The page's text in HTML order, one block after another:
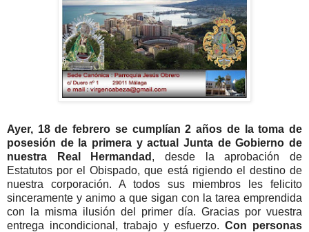
Ayer, 18 de febrero se cumplían 2 años de la toma de
posesión de la primera y actual Junta de Gobierno de
nuestra Real Hermandad , desde la aprobación de
Estatutos por el Obispado, que está rigiendo el destino de
nuestra corporación. A todos sus miembros les felicito
sinceramente y animo a que sigan con la tarea emprendida
con la misma ilusión del primer día. Gracias por vuestra
entrega incondicional, trabajo y esfuerzo. Con personas